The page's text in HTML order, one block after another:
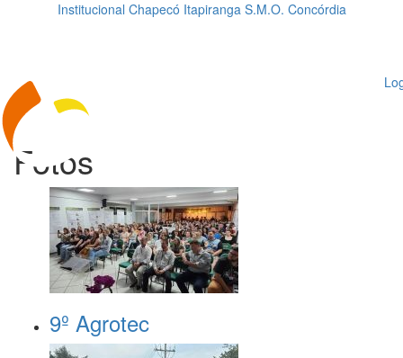
Institucional Chapecó Itapiranga S.M.O. Concórdia
Fotos
9º Agrotec